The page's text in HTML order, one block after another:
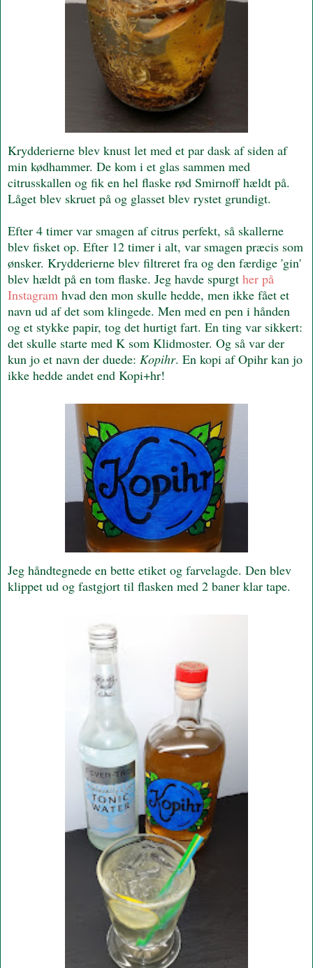
Krydderierne blev knust let med et par dask af siden af
min kødhammer. De kom i et glas sammen med
citrusskallen og fik en hel flaske rød Smirnoff hældt på.
Låget blev skruet på og glasset blev rystet grundigt.
Efter 4 timer var smagen af citrus perfekt, så skallerne
blev fisket op. Efter 12 timer i alt, var smagen præcis som
ønsker. Krydderierne blev filtreret fra og den færdige 'gin'
blev hældt på en tom flaske. Jeg havde spurgt her på
Instagram hvad den mon skulle hedde, men ikke fået et
navn ud af det som klingede. Men med en pen i hånden
og et stykke papir, tog det hurtigt fart. En ting var sikkert:
det skulle starte med K som Klidmoster. Og så var der
kun jo et navn der duede: Kopihr. En kopi af Opihr kan jo
ikke hedde andet end Kopi+hr!
Jeg håndtegnede en bette etiket og farvelagde. Den blev
klippet ud og fastgjort til flasken med 2 baner klar tape.